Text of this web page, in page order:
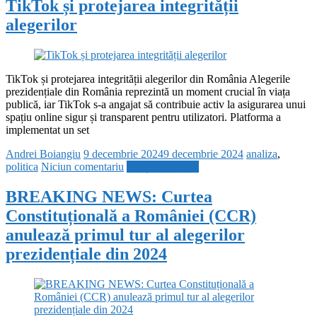
TikTok și protejarea integrității
alegerilor
TikTok și protejarea integrității alegerilor din România Alegerile
prezidențiale din România reprezintă un moment crucial în viața
publică, iar TikTok s-a angajat să contribuie activ la asigurarea unui
spațiu online sigur și transparent pentru utilizatori. Platforma a
implementat un set
Andrei Boiangiu 9 decembrie 20249 decembrie 2024 analiza,
politica Niciun comentariu
BREAKING NEWS: Curtea
Constituțională a României (CCR)
anulează primul tur al alegerilor
prezidențiale din 2024